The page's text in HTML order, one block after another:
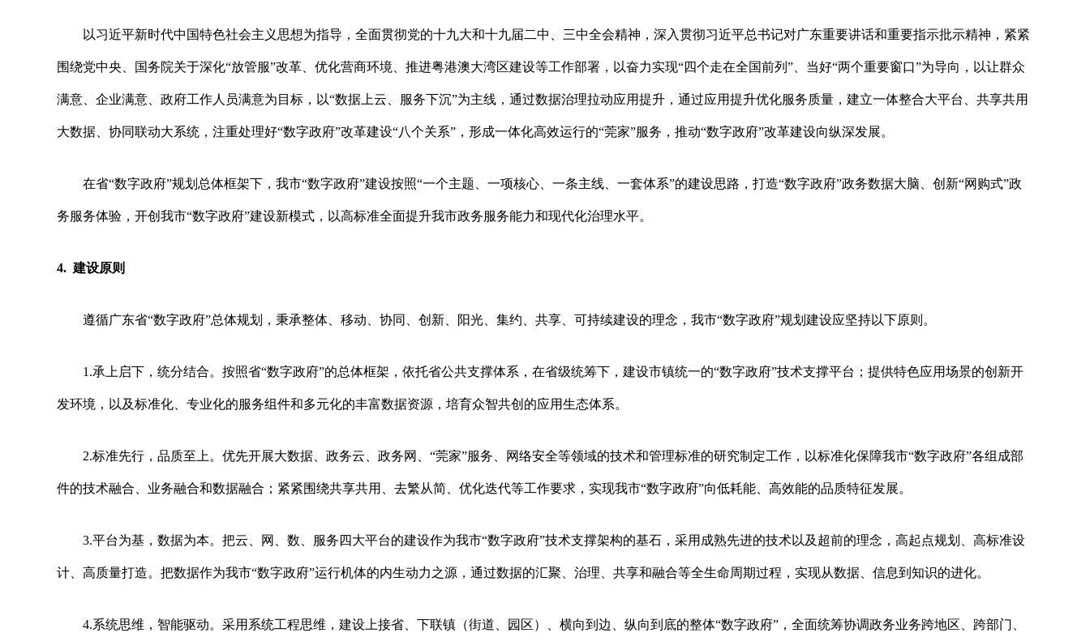
以习近平新时代中国特色社会主义思想为指导，全面贯彻党的十九大和十九届二中、三中全会精神，深入贯彻习近平总书记对广东重要讲话和重要指示批示精神，紧紧
围绕党中央、国务院关于深化“放管服”改革、优化营商环境、推进粤港澳大湾区建设等工作部署，以奋力实现“四个走在全国前列”、当好“两个重要窗口”为导向，以让群众
满意、企业满意、政府工作人员满意为目标，以“数据上云、服务下沉”为主线，通过数据治理拉动应用提升，通过应用提升优化服务质量，建立一体整合大平台、共享共用
大数据、协同联动大系统，注重处理好“数字政府”改革建设“八个关系”，形成一体化高效运行的“莞家”服务，推动“数字政府”改革建设向纵深发展。
在省“数字政府”规划总体框架下，我市“数字政府”建设按照“一个主题、一项核心、一条主线、一套体系”的建设思路，打造“数字政府”政务数据大脑、创新“网购式”政
务服务体验，开创我市“数字政府”建设新模式，以高标准全面提升我市政务服务能力和现代化治理水平。
4. 建设原则
遵循广东省“数字政府”总体规划，秉承整体、移动、协同、创新、阳光、集约、共享、可持续建设的理念，我市“数字政府”规划建设应坚持以下原则。
1.承上启下，统分结合。按照省“数字政府”的总体框架，依托省公共支撑体系，在省级统筹下，建设市镇统一的“数字政府”技术支撑平台；提供特色应用场景的创新开
发环境，以及标准化、专业化的服务组件和多元化的丰富数据资源，培育众智共创的应用生态体系。
2.标准先行，品质至上。优先开展大数据、政务云、政务网、“莞家”服务、网络安全等领域的技术和管理标准的研究制定工作，以标准化保障我市“数字政府”各组成部
件的技术融合、业务融合和数据融合；紧紧围绕共享共用、去繁从简、优化迭代等工作要求，实现我市“数字政府”向低耗能、高效能的品质特征发展。
3.平台为基，数据为本。把云、网、数、服务四大平台的建设作为我市“数字政府”技术支撑架构的基石，采用成熟先进的技术以及超前的理念，高起点规划、高标准设
计、高质量打造。把数据作为我市“数字政府”运行机体的内生动力之源，通过数据的汇聚、治理、共享和融合等全生命周期过程，实现从数据、信息到知识的进化。
4.系统思维，智能驱动。采用系统工程思维，建设上接省、下联镇（街道、园区）、横向到边、纵向到底的整体“数字政府”，全面统筹协调政务业务跨地区、跨部门、